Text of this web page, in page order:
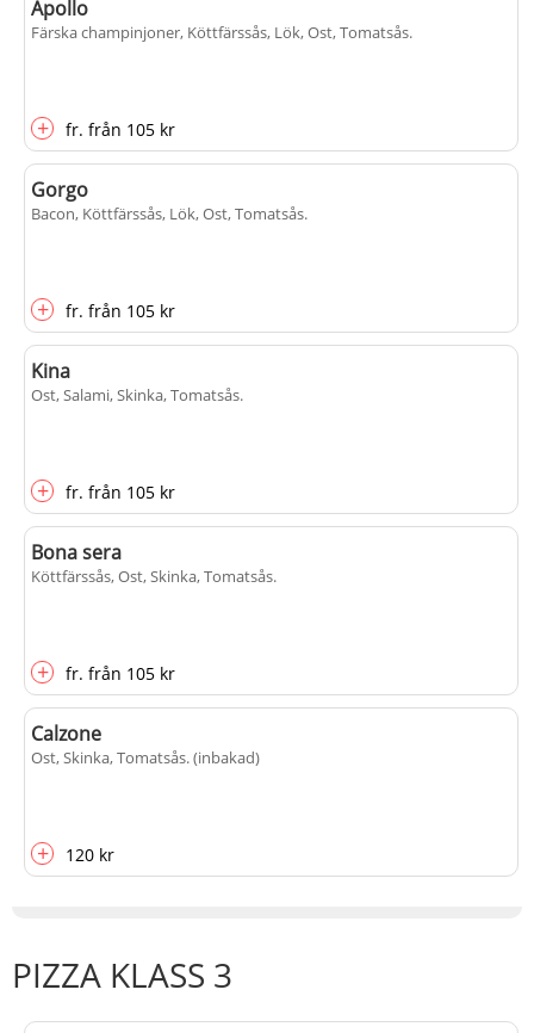
Apollo
Färska champinjoner, Köttfärssås, Lök, Ost, Tomatsås.
+ fr. från 105 kr
Gorgo
Bacon, Köttfärssås, Lök, Ost, Tomatsås.
+ fr. från 105 kr
Kina
Ost, Salami, Skinka, Tomatsås.
+ fr. från 105 kr
Bona sera
Köttfärssås, Ost, Skinka, Tomatsås.
+ fr. från 105 kr
Calzone
Ost, Skinka, Tomatsås. (inbakad)
+ 120 kr
PIZZA KLASS 3